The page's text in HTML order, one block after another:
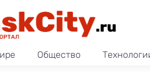
Общество